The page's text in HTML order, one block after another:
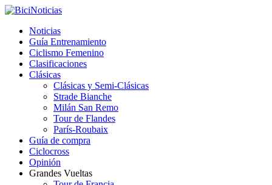
Noticias
Guía Entrenamiento
Ciclismo Femenino
Clasificaciones
Clásicas
Clásicas y Semi-Clásicas
Strade Bianche
Milán San Remo
Tour de Flandes
París-Roubaix
Guía de compra
Ciclocross
Opinión
Grandes Vueltas